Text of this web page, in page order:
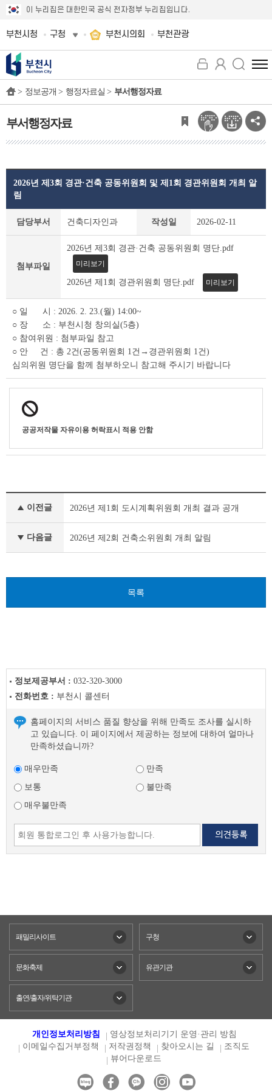
이 누리집은 대한민국 공식 전자정부 누리집입니다.
부천시청 구청 부천시의회 부천관광
전
체
뉴
보
기
> 정보공개 > 행정자료실 > 부서행정자료
부서행정자료
세
조
회
테
이
블
2026년 제3회 경관·건축 공동위원회 및 제1회 경관위원회 개최 알
림
담당부서 건축디자인과 작성일 2026-02-11
첨부파일
2026년 제3회 경관·건축 공동위원회 명단.pdf
미리보기
2026년 제1회 경관위원회 명단.pdf 미리보기
○ 일 시 : 2026. 2. 23.(월) 14:00~
○ 장 소 : 부천시청 창의실(5층)
○ 참여위원 : 첨부파일 참고
○ 안 건 : 총 2건(공동위원회 1건→경관위원회 1건)
심의위원 명단을 함께 첨부하오니 참고해 주시기 바랍니다
공공저작물 자유이용 허락표시 적용 안함
행
다
이전글 2026년 제1회 도시계획위원회 개최 결과 공개
다음글 2026년 제2회 건축소위원회 개최 알림
목록
정보제공부서 : 032-320-3000
전화번호 : 부천시 콜센터
홈페이지의 서비스 품질 향상을 위해 만족도 조사를 실시하
고 있습니다. 이 페이지에서 제공하는 정보에 대하여 얼마나
만족하셨습니까?
매우만족
만족
보통
불만족
매우불만족
패밀리사이트 구청
문화축제 유관기관
출연/출자/위탁기관
개인정보처리방침
영상정보처리기기 운영·관리 방침
이메일수집거부정책
저작권정책 찾아오시는 길
조직도
뷰어다운로드